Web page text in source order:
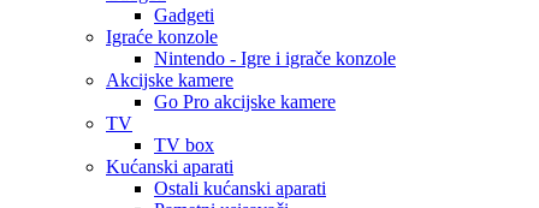
Gadgeti
Igraće konzole
Nintendo - Igre i igrače konzole
Akcijske kamere
Go Pro akcijske kamere
TV
TV box
Kućanski aparati
Ostali kućanski aparati